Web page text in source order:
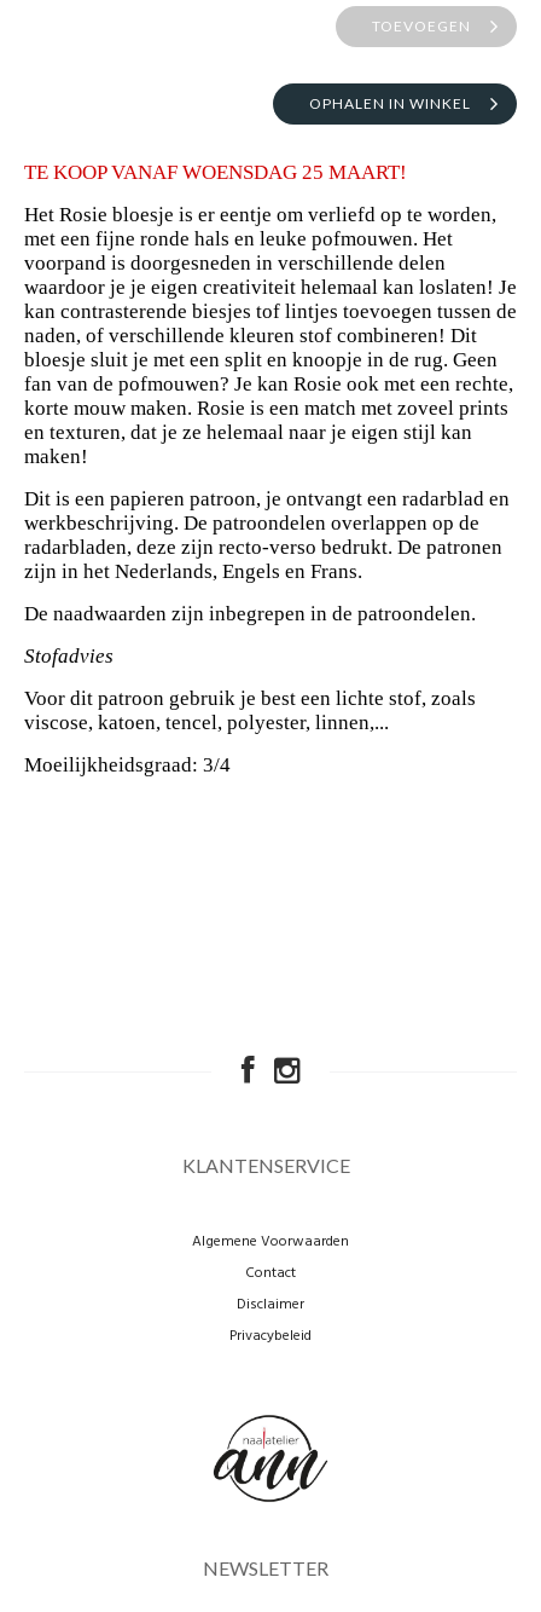
TOEVOEGEN
OPHALEN IN WINKEL
TE KOOP VANAF WOENSDAG 25 MAART!
Het Rosie bloesje is er eentje om verliefd op te worden,
met een fijne ronde hals en leuke pofmouwen. Het
voorpand is doorgesneden in verschillende delen
waardoor je je eigen creativiteit helemaal kan loslaten! Je
kan contrasterende biesjes tof lintjes toevoegen tussen de
naden, of verschillende kleuren stof combineren! Dit
bloesje sluit je met een split en knoopje in de rug. Geen
fan van de pofmouwen? Je kan Rosie ook met een rechte,
korte mouw maken. Rosie is een match met zoveel prints
en texturen, dat je ze helemaal naar je eigen stijl kan
maken!
Dit is een papieren patroon, je ontvangt een radarblad en
werkbeschrijving. De patroondelen overlappen op de
radarbladen, deze zijn recto-verso bedrukt. De patronen
zijn in het Nederlands, Engels en Frans.
De naadwaarden zijn inbegrepen in de patroondelen.
Stofadvies
Voor dit patroon gebruik je best een lichte stof, zoals
viscose, katoen, tencel, polyester, linnen,...
Moeilijkheidsgraad: 3/4
KLANTENSERVICE
Algemene Voorwaarden
Contact
Disclaimer
Privacybeleid
NEWSLETTER